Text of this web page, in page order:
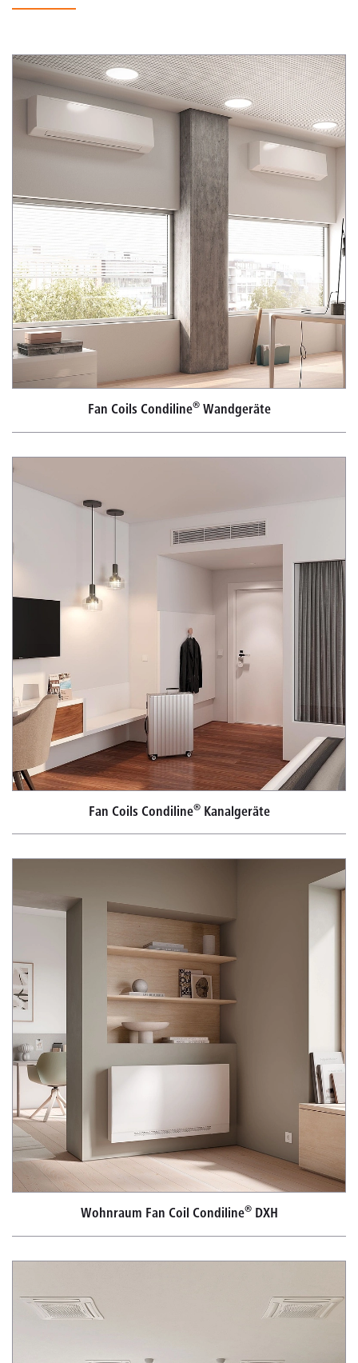
Fan Coils Condiline®Wandgeräte
Fan Coils Condiline®Kanalgeräte
Wohnraum Fan Coil Condiline®DXH